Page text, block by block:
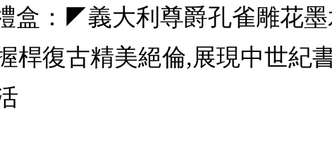
盒：◤義大利尊爵孔雀雕花
桿復古精美絕倫,展現中世紀